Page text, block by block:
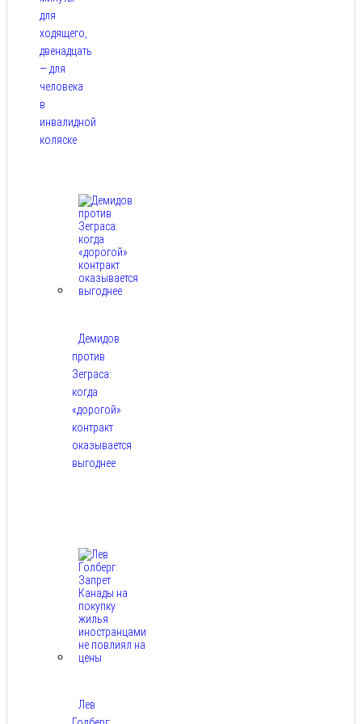
для
ходящего,
двенадцать
— для
человека
в
инвалидной
коляске
Демидов
против
Зеграса:
когда
«дорогой»
контракт
оказывается
выгоднее
Лев